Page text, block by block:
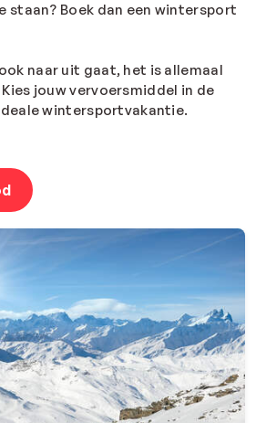
staan? Boek dan een wintersport
naar uit gaat, het is allemaal
jouw vervoersmiddel in de
wintersportvakantie.